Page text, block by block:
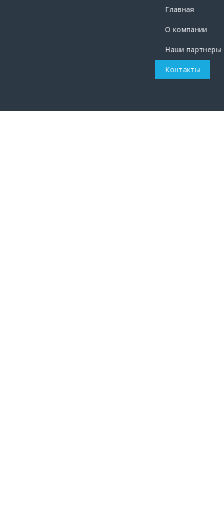
Главная
О компании
Наши партнеры
Контакты